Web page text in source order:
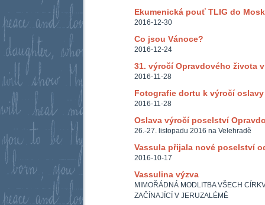
Ekumenická pouť TLIG do
2016-12-30
Co jsou Vánoce?
2016-12-24
31. výročí Opravdového života
2016-11-28
Fotografie dortu k výročí oslavy
2016-11-28
Oslava výročí poselství
26.-27. listopadu 2016 na Velehradě
Vassula přijala nové poselství
2016-10-17
Vassulina výzva
MIMOŘÁDNÁ MODLITBA VŠECH
ZAČÍNAJÍCÍ V JERUZALÉMĚ